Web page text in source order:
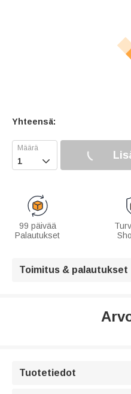
Yhteensä:

99 päivää
Palautukset
Toimitus & palautukset
Tuotetiedot